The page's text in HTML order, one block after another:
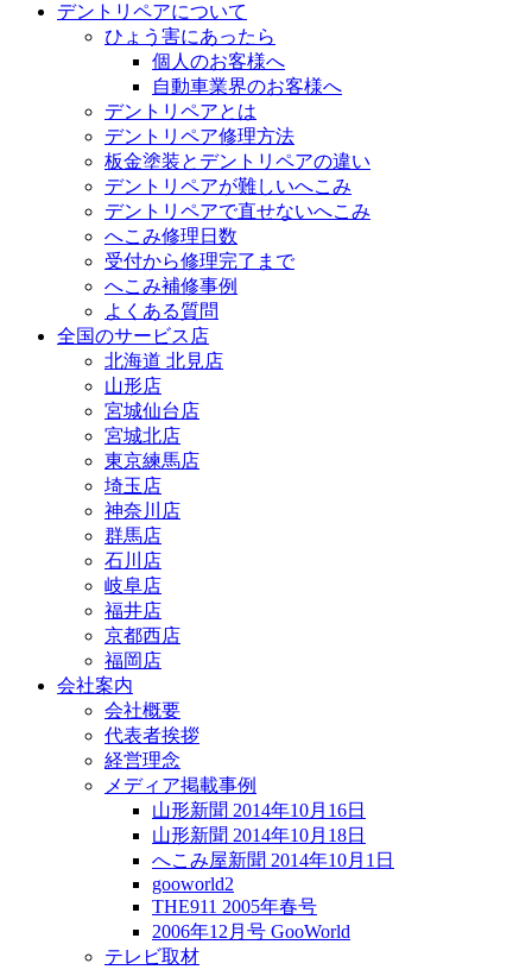
デントリペアについて
ひょう害にあったら
個人のお客様へ
自動車業界のお客様へ
デントリペアとは
デントリペア修理方法
板金塗装とデントリペアの違い
デントリペアが難しいへこみ
デントリペアで直せないへこみ
へこみ修理日数
受付から修理完了まで
へこみ補修事例
よくある質問
全国のサービス店
北海道 北見店
山形店
宮城仙台店
宮城北店
東京練馬店
埼玉店
神奈川店
群馬店
石川店
岐阜店
福井店
京都西店
福岡店
会社案内
会社概要
代表者挨拶
経営理念
メディア掲載事例
山形新聞 2014年10月16日
山形新聞 2014年10月18日
へこみ屋新聞 2014年10月1日
gooworld2
THE911 2005年春号
2006年12月号 GooWorld
テレビ取材